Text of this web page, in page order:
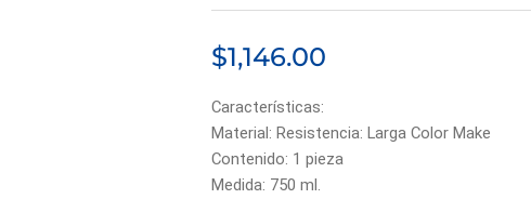
$1,146.00
Características:
Material: Resistencia: Larga Color Make
Contenido: 1 pieza
Medida: 750 ml.